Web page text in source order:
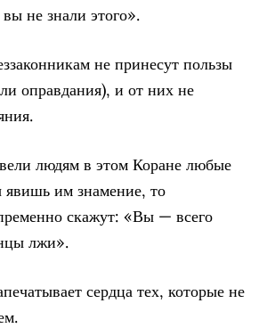
не знали этого».
не принесут пользы
оправдания), и от них не
людям в этом Коране любые
им знамение, то
скажут: «Вы — всего
лжи».
сердца тех, которые не